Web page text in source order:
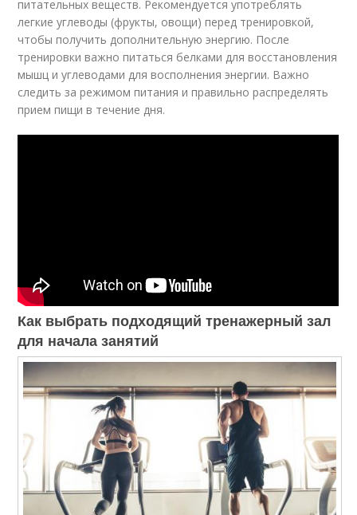
питательных веществ. Рекомендуется употреблять
легкие углеводы (фрукты, овощи) перед тренировкой,
чтобы получить дополнительную энергию. После
тренировки важно питаться белками для восстановления
мышц и углеводами для восполнения энергии. Важно
следить за режимом питания и правильно распределять
прием пищи в течение дня.
Как выбрать подходящий тренажерный зал
для начала занятий